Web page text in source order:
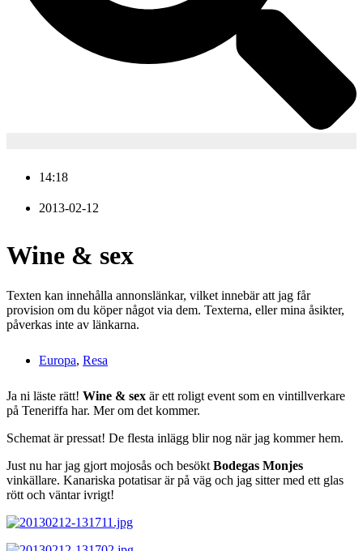
14:18
2013-02-12
Wine & sex
Texten kan innehålla annonslänkar, vilket innebär att jag får
provision om du köper något via dem. Texterna, eller mina åsikter,
påverkas inte av länkarna.
Europa, Resa
Ja ni läste rätt! Wine & sex är ett roligt event som en vintillverkare
på Teneriffa har. Mer om det kommer.
Schemat är pressat! De flesta inlägg blir nog när jag kommer hem.
Just nu har jag gjort mojosås och besökt Bodegas Monjes
vinkällare. Kanariska potatisar är på väg och jag sitter med ett glas
rött och väntar ivrigt!